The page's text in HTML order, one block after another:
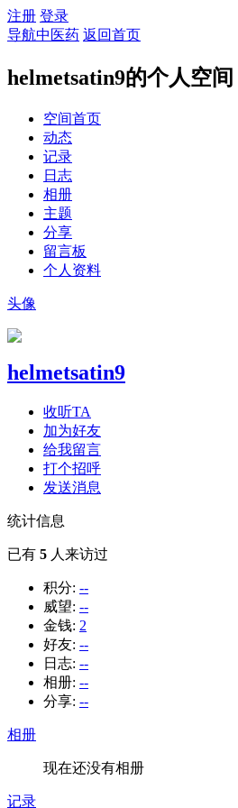
注册 登录
导航中医药 返回首页
helmetsatin9的个人空间
空间首页
动态
记录
日志
相册
主题
分享
留言板
个人资料
头像
helmetsatin9
收听TA
加为好友
给我留言
打个招呼
发送消息
统计信息
已有 5 人来访过
积分: --
威望: --
金钱: 2
好友: --
日志: --
相册: --
分享: --
相册
现在还没有相册
记录